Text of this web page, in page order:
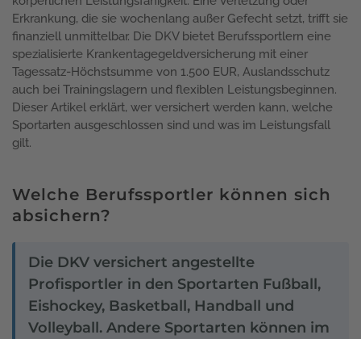
Erkrankung, die sie wochenlang außer Gefecht setzt, trifft sie
finanziell unmittelbar. Die DKV bietet Berufssportlern eine
spezialisierte Krankentagegeldversicherung mit einer
Tagessatz-Höchstsumme von 1.500 EUR, Auslandsschutz
auch bei Trainingslagern und flexiblen Leistungsbeginnen.
Dieser Artikel erklärt, wer versichert werden kann, welche
Sportarten ausgeschlossen sind und was im Leistungsfall
gilt.
Welche Berufssportler können sich
absichern?
Die DKV versichert angestellte
Profisportler in den Sportarten Fußball,
Eishockey, Basketball, Handball und
Volleyball. Andere Sportarten können im